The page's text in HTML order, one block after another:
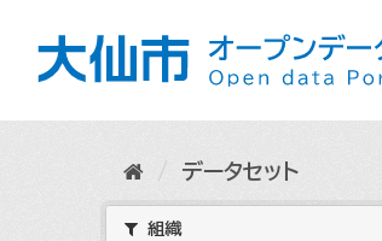
データセット
組織